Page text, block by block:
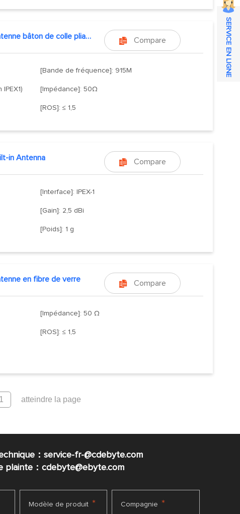
 Compare
Antenne bâton de colle pliable
[Bande de fréquence]: 915M
[Impédance]: 50Ω
[ROS]: ≤ 1,5
 Compare
in Antenna
[Interface]: IPEX-1
[Gain]: 2,5 dBi
[Poids]: 1 g
 Compare
en fibre de verre
[Impédance]: 50 Ω
[ROS]: ≤ 1,5
：service-fr-@cdebyte.com
plainte：cdebyte@ebyte.com
Modèle de produit * Compagnie *
SERVICE EN LIGNE